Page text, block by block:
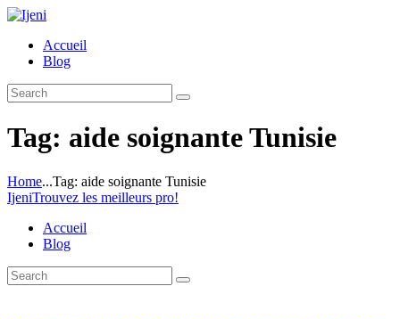
Accueil
Blog
Tag: aide soignante Tunisie
Home...Tag: aide soignante Tunisie
IjeniTrouvez les meilleurs pro!
Accueil
Blog